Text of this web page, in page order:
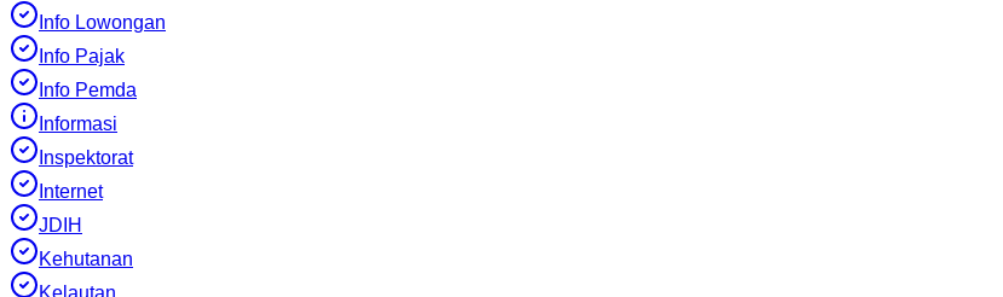
Info Lowongan
Info Pajak
Info Pemda
Informasi
Inspektorat
Internet
JDIH
Kehutanan
Kelautan